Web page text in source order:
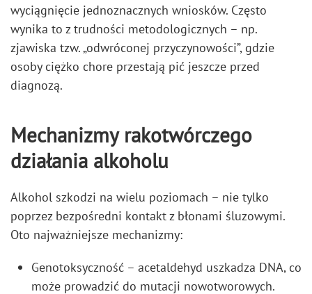
wyciągnięcie jednoznacznych wniosków. Często
wynika to z trudności metodologicznych – np.
zjawiska tzw. „odwróconej przyczynowości”, gdzie
osoby ciężko chore przestają pić jeszcze przed
diagnozą.
Mechanizmy rakotwórczego
działania alkoholu
Alkohol szkodzi na wielu poziomach – nie tylko
poprzez bezpośredni kontakt z błonami śluzowymi.
Oto najważniejsze mechanizmy:
Genotoksyczność – acetaldehyd uszkadza DNA, co
może prowadzić do mutacji nowotworowych.